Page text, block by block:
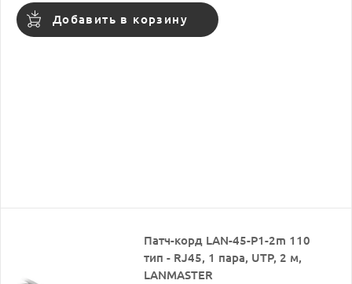
Добавить в корзину
Патч-корд LAN-45-P1-2m 110
тип - RJ45, 1 пара, UTP, 2 м,
LANMASTER